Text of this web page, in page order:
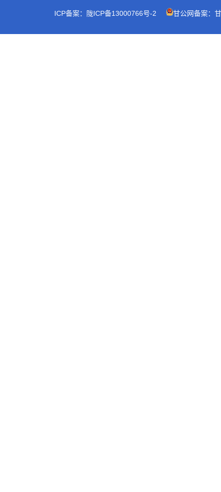
ICP备案：陇ICP备13000766号-2 甘公网备案：